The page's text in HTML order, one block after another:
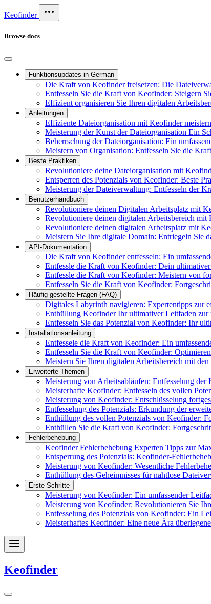
Keofinder
Browse docs
Funktionsupdates in German
Die Kraft von Keofinder freisetzen: Die
Entfesseln Sie die Kraft von Keofinder: Steigern
Effizient organisieren Sie Ihren digitalen
Anleitungen
Effiziente Dateiorganisation mit Keofinder
Meisterung der Kunst der Dateiorganisation Ein
Beherrschung der Dateiorganisation: Ein
Meistern von Organisation: Entfesseln Sie die
Beste Praktiken
Revolutioniere deine Dateiorganisation mit
Entsperren des Potenzials von Keofinder: Beste
Meisterung der Dateiverwaltung: Entfesseln der
Benutzerhandbuch
Revolutioniere deinen Digitalen Arbeitsplatz mit
Revolutioniere deinen digitalen Arbeitsbereich
Revolutioniere deinen digitalen Arbeitsplatz mit
Meistern Sie Ihre digitale Domain: Entriegeln Sie
API-Dokumentation
Die Kraft von Keofinder entfesseln: Ein
Entfessle die Kraft von Keofinder: Dein
Entfessle die Kraft von Keofinder: Meistern von
Entfesseln Sie die Kraft von Keofinder:
Häufig gestellte Fragen (FAQ)
Digitales Labyrinth navigieren: Expertentipps zur
Enthüllung Keofinder Ihr ultimativer Leitfaden zur
Entfesseln Sie das Potenzial von Keofinder: Ihr
Installationsanleitung
Entfessele die Kraft von Keofinder: Ein
Entfesseln Sie die Kraft von Keofinder:
Meistern Sie Ihren digitalen Arbeitsbereich mit
Erweiterte Themen
Meisterung von Arbeitsabläufen: Entfesselung
Meisterhafte Keofinder: Entfesseln des vollen
Meisterung von Keofinder: Entschlüsselung
Entfesselung des Potenzials: Erkundung der
Enthüllung des vollen Potenzials von Keofinder:
Enthüllen Sie die Kraft von Keofinder:
Fehlerbehebung
Keofinder Fehlerbehebung Experten Tipps zur
Entsperrung des Potenzials: Keofinder-
Meisterung von Keofinder: Wesentliche
Enthüllung des Geheimnisses für nahtlose
Erste Schritte
Meisterung von Keofinder: Ein umfassender
Meisterung von Keofinder: Revolutionieren Sie
Entfesselung des Potenzials von Keofinder: Ein
Meisterhaftes Keofinder: Eine neue Ära
Keofinder